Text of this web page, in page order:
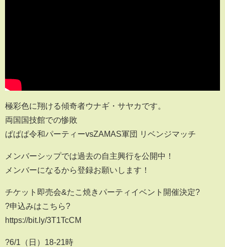
極彩色に翔ける傾奇者ウナギ・サヤカです。
両国国技館での惨敗
ぱぱぱ令和パーティーvsZAMAS軍団 リベンジマッチ
メンバーシップでは過去の自主興行を公開中！
メンバーになるから登録お願いします！
チケット即売会&たこ焼きパーティイベント開催決定?
?申込みはこちら?
https://bit.ly/3T1TcCM
?️6/1（日）18-21時